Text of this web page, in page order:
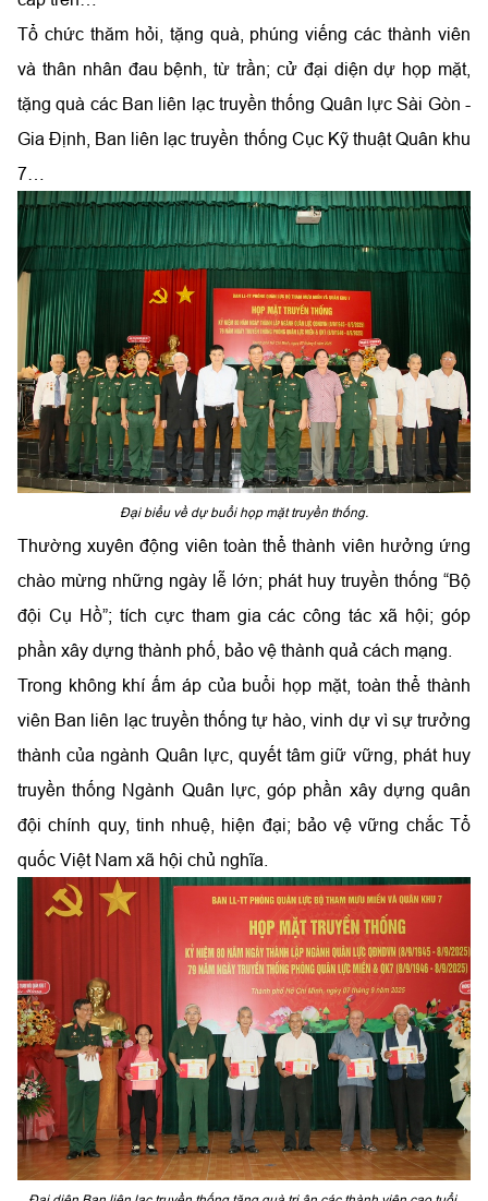
Tổ chức thăm hỏi, tặng quà, phúng viếng các thành viên
và thân nhân đau bệnh, từ trần; cử đại diện dự họp mặt,
tặng quà các Ban liên lạc truyền thống Quân lực Sài Gòn -
Gia Định, Ban liên lạc truyền thống Cục Kỹ thuật Quân khu
7…
Đại biểu về dự buổi họp mặt truyền thống.
Thường xuyên động viên toàn thể thành viên hưởng ứng
chào mừng những ngày lễ lớn; phát huy truyền thống “Bộ
đội Cụ Hồ”; tích cực tham gia các công tác xã hội; góp
phần xây dựng thành phố, bảo vệ thành quả cách mạng.
Trong không khí ấm áp của buổi họp mặt, toàn thể thành
viên Ban liên lạc truyền thống tự hào, vinh dự vì sự trưởng
thành của ngành Quân lực, quyết tâm giữ vững, phát huy
truyền thống Ngành Quân lực, góp phần xây dựng quân
đội chính quy, tinh nhuệ, hiện đại; bảo vệ vững chắc Tổ
quốc Việt Nam xã hội chủ nghĩa.